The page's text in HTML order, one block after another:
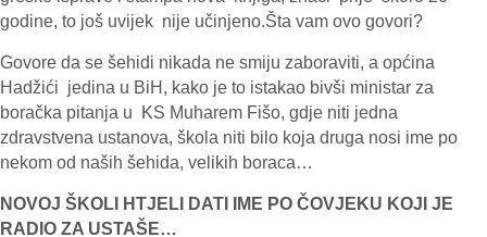
godine, to još uvijek nije učinjeno.Šta vam ovo govori?
Govore da se šehidi nikada ne smiju zaboraviti, a općina
Hadžići jedina u BiH, kako je to istakao bivši ministar za
boračka pitanja u KS Muharem Fišo, gdje niti jedna
zdravstvena ustanova, škola niti bilo koja druga nosi ime po
nekom od naših šehida, velikih boraca…
NOVOJ ŠKOLI HTJELI DATI IME PO ČOVJEKU KOJI JE
RADIO ZA USTAŠE…